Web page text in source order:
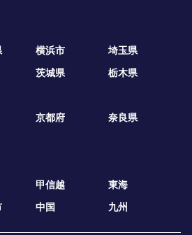
横浜市
埼玉県
茨城県 栃木県
京都府
奈良県
甲信越
東海
中国 九州